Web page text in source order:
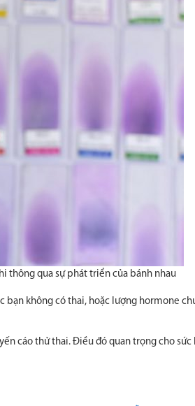
thông qua sự phát triển của bánh nhau
bạn không có thai, hoặc lượng hormone
cáo thử thai. Điều đó quan trọng cho sức